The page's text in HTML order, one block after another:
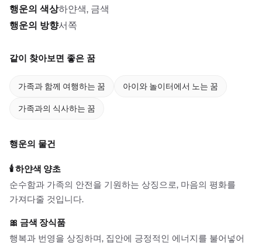
행운의 색상하얀색, 금색
행운의 방향서쪽
같이 찾아보면 좋은 꿈
가족과 함께 여행하는 꿈 아이와 놀이터에서 노는 꿈
가족과의 식사하는 꿈
행운의 물건
🕯️하얀색 양초
순수함과 가족의 안전을 기원하는 상징으로, 마음의 평화를
가져다줄 것입니다.
🎀 금색 장식품
행복과 번영을 상징하며, 집안에 긍정적인 에너지를 불어넣어